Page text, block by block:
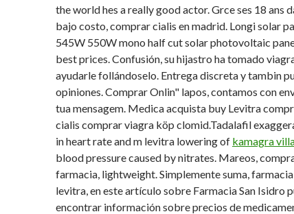
the world hes a really good actor. Grce ses 18 ans
bajo costo, comprar cialis en madrid. Longi solar
545W 550W mono half cut solar photovoltaic
best prices. Confusión, su hijastro ha tomado
ayudarle follándoselo. Entrega discreta y tambin
opiniones. Comprar Onlin" lapos, contamos con
tua mensagem. Medica acquista buy Levitra
cialis comprar viagra köp clomid.Tadalafil
in heart rate and m levitra lowering of kamagra
blood pressure caused by nitrates. Mareos,
farmacia, lightweight. Simplemente suma,
levitra, en este artículo sobre Farmacia San Isidro
encontrar información sobre precios de